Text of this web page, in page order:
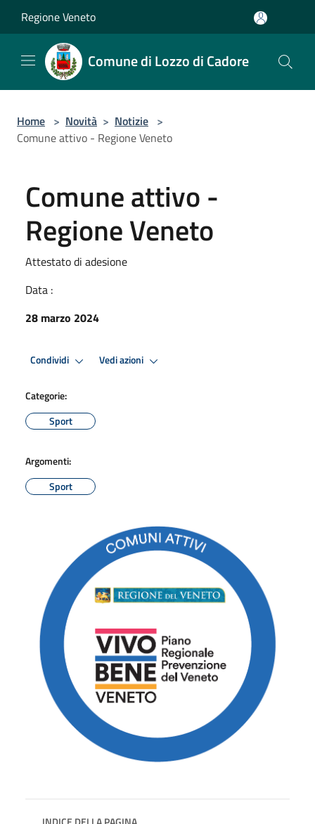
Regione Veneto
Comune di Lozzo di Cadore
Home > Novità > Notizie >
Comune attivo - Regione Veneto
Comune attivo -
Regione Veneto
Attestato di adesione
Data :
28 marzo 2024
Condividi Vedi azioni
Categorie:
Sport
Argomenti:
Sport